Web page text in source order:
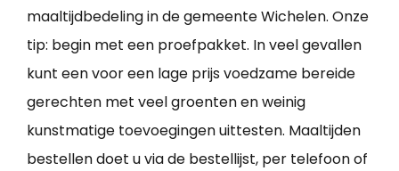
maaltijdbedeling in de gemeente Wichelen. Onze
tip: begin met een proefpakket. In veel gevallen
kunt een voor een lage prijs voedzame bereide
gerechten met veel groenten en weinig
kunstmatige toevoegingen uittesten. Maaltijden
bestellen doet u via de bestellijst, per telefoon of